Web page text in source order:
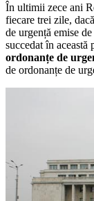
În ultimii zece ani
fiecare trei zile,
de urgență emise
succedat în această
ordonanțe de
de ordonanțe de